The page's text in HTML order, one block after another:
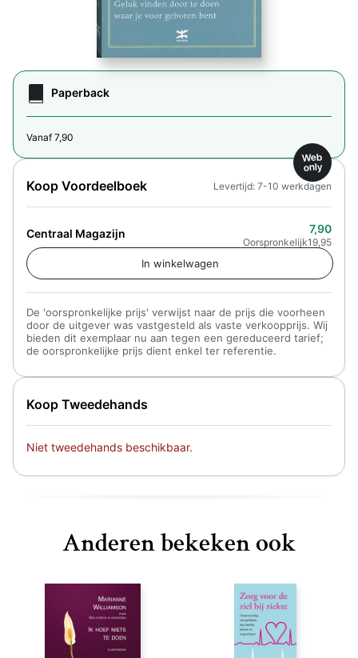
Paperback
Vanaf 7,90
Koop Tweedehands
Niet tweedehands beschikbaar.
Koop Voordeelboek
Web
only
Centraal Magazijn
Oorspronkelijk19,95
7,90
De 'oorspronkelijke prijs' verwijst naar de prijs die voorheen
door de uitgever was vastgesteld als vaste verkoopprijs. Wij
bieden dit exemplaar nu aan tegen een gereduceerd tarief;
de oorspronkelijke prijs dient enkel ter referentie.
Levertijd: 7-10 werkdagen
Anderen bekeken ook